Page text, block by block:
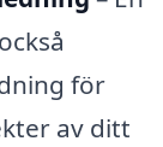
för
av ditt